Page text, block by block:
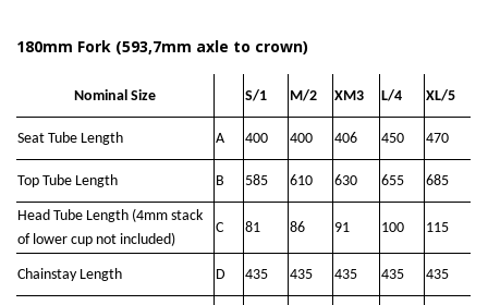
180mm Fork (593,7mm axle to crown)
Nominal Size S/1 M/2 XM3 L/4 XL/5
Seat Tube Length A 400 400 406 450 470
Top Tube Length B 585 610 630 655 685
Head Tube Length (4mm stack
of lower cup not included)
C 81 86 91 100 115
Chainstay Length D 435 435 435 435 435